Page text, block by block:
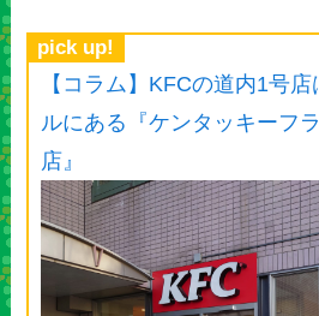
pick up!
【コラム】KFCの道内1号
ルにある『ケンタッキーフ
店』